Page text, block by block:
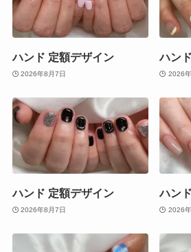
ハンド 定額デザイン
2026年8月7日
ハン
2026
ハンド 定額デザイン
2026年8月7日
ハン
2026